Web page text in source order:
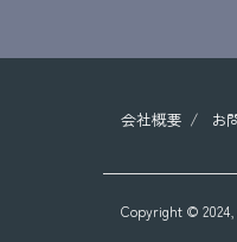
会社概要 お
Copyright © 2024,